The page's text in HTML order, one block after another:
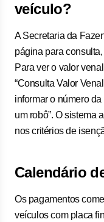
veículo?
A Secretaria da
página para
Para ver o valor
“Consulta Valor
informar o número
um robô”. O sistema
nos critérios de
Calendário
Os pagamentos
veículos com placa